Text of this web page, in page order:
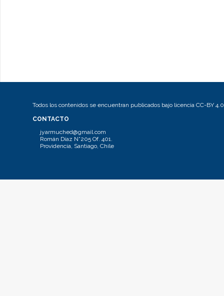
Todos los contenidos se encuentran publicados bajo licencia CC-BY 4.0
CONTACTO
jyarmuched@gmail.com
Román Díaz N°205 Of. 401.
Providencia, Santiago, Chile